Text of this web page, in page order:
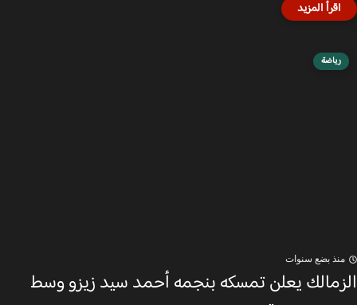
رياضة
منذ بضع سنوات
الزمالك يعلن تمسكه بنجمه أحمد سيد زيزو وسط